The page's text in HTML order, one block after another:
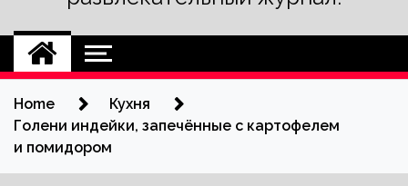
Home
Кухня
Голени индейки, запечённые с картофелем
и помидором